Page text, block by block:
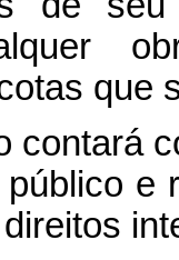
que
contará
e